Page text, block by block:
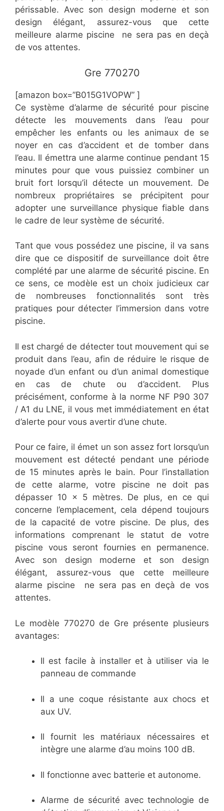
périssable. Avec son design moderne et son
design élégant, assurez-vous que cette
meilleure alarme piscine ne sera pas en deçà
de vos attentes.
​Gre 770270
[amazon box=”​​B015G1VOPW” ]
Ce système d’alarme de sécurité pour piscine
détecte les mouvements dans l’eau pour
empêcher les enfants ou les animaux de se
noyer en cas d’accident et de tomber dans
l’eau. Il émettra une alarme continue pendant 15
minutes pour que vous puissiez combiner un
bruit fort lorsqu’il détecte un mouvement. De
nombreux propriétaires se précipitent pour
adopter une surveillance physique fiable dans
le cadre de leur système de sécurité.
Tant que vous possédez une piscine, il va sans
dire que ce dispositif de surveillance doit être
complété par une alarme de sécurité piscine. En
ce sens, ce modèle est un choix judicieux car
de nombreuses fonctionnalités sont très
pratiques pour détecter l’immersion dans votre
piscine.
Il est chargé de détecter tout mouvement qui se
produit dans l’eau, afin de réduire le risque de
noyade d’un enfant ou d’un animal domestique
en cas de chute ou d’accident. Plus
précisément, conforme à la norme NF P90 307
/ A1 du LNE, il vous met immédiatement en état
d’alerte pour vous avertir d’une chute.
Pour ce faire, il émet un son assez fort lorsqu’un
mouvement est détecté pendant une période
de 15 minutes après le bain. Pour l’installation
de cette alarme, votre piscine ne doit pas
dépasser 10 x 5 mètres. De plus, en ce qui
concerne l’emplacement, cela dépend toujours
de la capacité de votre piscine. De plus, des
informations comprenant le statut de votre
piscine vous seront fournies en permanence.
Avec son design moderne et son design
élégant, assurez-vous que cette meilleure
alarme piscine ne sera pas en deçà de vos
attentes.
Le modèle 770270 de Gre présente plusieurs
avantages:
Il est facile à installer et à utiliser via le
panneau de commande
Il a une coque résistante aux chocs et
aux UV.
Il fournit les matériaux nécessaires et
intègre une alarme d’au moins 100 dB.
Il fonctionne avec batterie et autonome.
Alarme de sécurité avec technologie de